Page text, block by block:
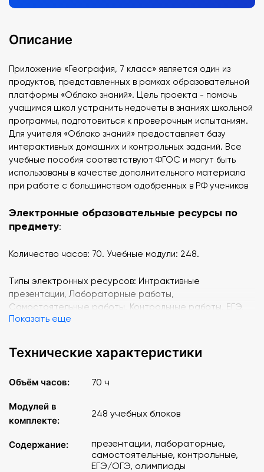
Описание
Приложение «География, 7 класс» является один из
продуктов, представленных в рамках образовательной
платформы «Облако знаний». Цель проекта - помочь
учащимся школ устранить недочеты в знаниях школьной
программы, подготовиться к проверочным испытаниям.
Для учителя «Облако знаний» предоставляет базу
интерактивных домашних и контрольных заданий. Все
учебные пособия соответствуют ФГОС и могут быть
использованы в качестве дополнительного материала
при работе с большинством одобренных в РФ учеников
Электронные образовательные ресурсы по
предмету:
Количество часов: 70. Учебные модули: 248.
Типы электронных ресурсов: Интрактивные
презентации, Лабораторные работы,
Самостоятельные работы, Контрольные работы, ЕГЭ,
ОГЭ, Олимпиадные задачи.
Линии учебников, поддерживаемые сервисом
«Облако знаний»
УМК А. И. Алексеева ("Полярная звезда")
УМК А. П. Кузнецова
УМК В. П. Дронова ("Вертикаль")
УМК В. П. Дронова ("Роза ветров")
УМК В. П. Максаковского
УМК Д. Л. Лопатникова ("Сферы")
УМК Е. М. Домогацких (углубленный уровень)
Показать еще
Технические характеристики
Объём часов: 70 ч
Модулей в
комплекте:
248 учебных блоков
Содержание:
презентации, лабораторные,
самостоятельные, контрольные,
ЕГЭ/ОГЭ, олимпиады